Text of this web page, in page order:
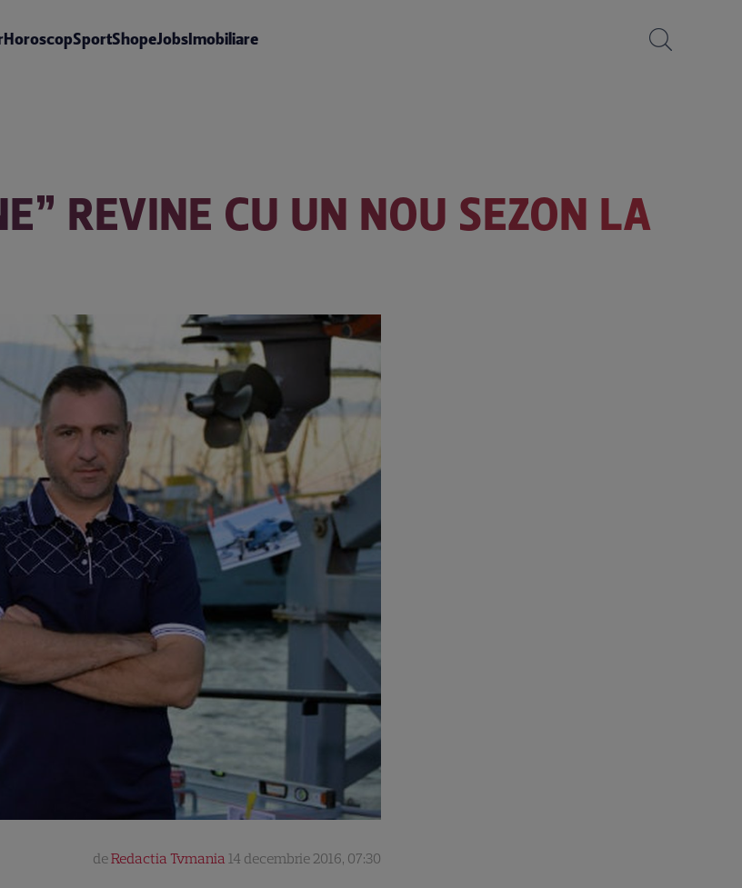
HoroscopSportShopeJobsImobiliare
REVINE CU UN NOU SEZON LA
deRedactia Tvmania 14 decembrie 2016, 07:30